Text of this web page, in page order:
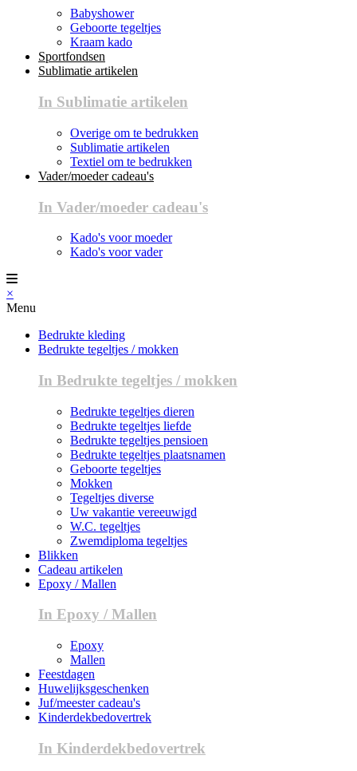
Babyshower
Geboorte tegeltjes
Kraam kado
Sportfondsen
Sublimatie artikelen
In Sublimatie artikelen
Overige om te bedrukken
Sublimatie artikelen
Textiel om te bedrukken
Vader/moeder cadeau's
In Vader/moeder cadeau's
Kado's voor moeder
Kado's voor vader
×
Menu
Bedrukte kleding
Bedrukte tegeltjes / mokken
In Bedrukte tegeltjes / mokken
Bedrukte tegeltjes dieren
Bedrukte tegeltjes liefde
Bedrukte tegeltjes pensioen
Bedrukte tegeltjes plaatsnamen
Geboorte tegeltjes
Mokken
Tegeltjes diverse
Uw vakantie vereeuwigd
W.C. tegeltjes
Zwemdiploma tegeltjes
Blikken
Cadeau artikelen
Epoxy / Mallen
In Epoxy / Mallen
Epoxy
Mallen
Feestdagen
Huwelijksgeschenken
Juf/meester cadeau's
Kinderdekbedovertrek
In Kinderdekbedovertrek